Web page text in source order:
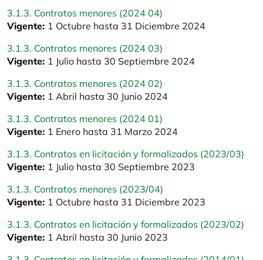
3.1.3. Contratos menores (2024 04)
Vigente: 1 Octubre hasta 31 Diciembre 2024
3.1.3. Contratos menores (2024 03)
Vigente: 1 Julio hasta 30 Septiembre 2024
3.1.3. Contratos menores (2024 02)
Vigente: 1 Abril hasta 30 Junio 2024
3.1.3. Contratos menores (2024 01)
Vigente: 1 Enero hasta 31 Marzo 2024
3.1.3. Contratos en licitación y formalizados (2023/03)
Vigente: 1 Julio hasta 30 Septiembre 2023
3.1.3. Contratos menores (2023/04)
Vigente: 1 Octubre hasta 31 Diciembre 2023
3.1.3. Contratos en licitación y formalizados (2023/02)
Vigente: 1 Abril hasta 30 Junio 2023